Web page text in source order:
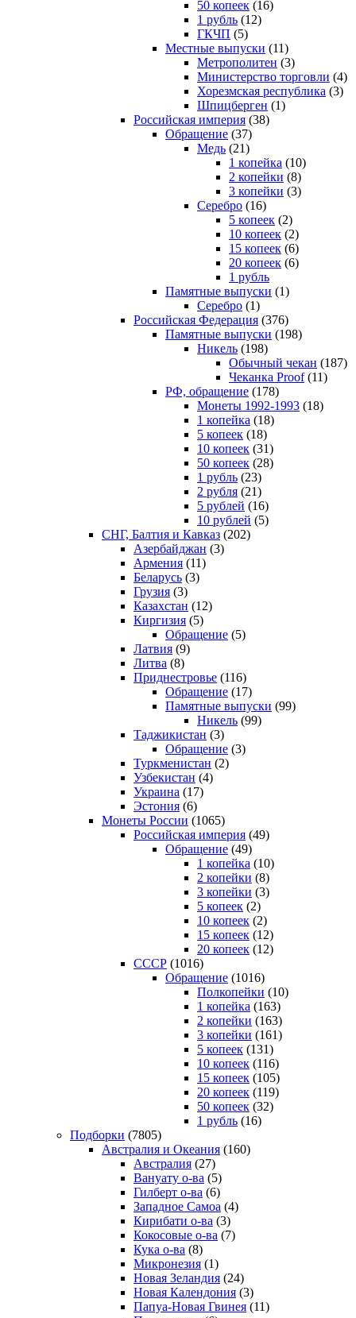
50 копеек (16)
1 рубль (12)
ГКЧП (5)
Местные выпуски (11)
Метрополитен (3)
Министерство торговли (4)
Хорезмская республика (3)
Шпицберген (1)
Российская империя (38)
Обращение (37)
Медь (21)
1 копейка (10)
2 копейки (8)
3 копейки (3)
Серебро (16)
5 копеек (2)
10 копеек (2)
15 копеек (6)
20 копеек (6)
1 рубль
Памятные выпуски (1)
Серебро (1)
Российская Федерация (376)
Памятные выпуски (198)
Никель (198)
Обычный чекан (187)
Чеканка Proof(11)
РФ, обращение (178)
Монеты 1992-1993 (18)
1 копейка (18)
5 копеек (18)
10 копеек (31)
50 копеек (28)
1 рубль (23)
2 рубля (21)
5 рублей (16)
10 рублей (5)
СНГ, Балтия и Кавказ (202)
Азербайджан (3)
Армения (11)
Беларусь (3)
Грузия (3)
Казахстан (12)
Киргизия (5)
Обращение (5)
Латвия (9)
Литва (8)
Приднестровье (116)
Обращение (17)
Памятные выпуски (99)
Никель (99)
Таджикистан (3)
Обращение (3)
Туркменистан (2)
Узбекистан (4)
Украина (17)
Эстония (6)
Монеты России (1065)
Российская империя (49)
Обращение (49)
1 копейка (10)
2 копейки (8)
3 копейки (3)
5 копеек (2)
10 копеек (2)
15 копеек (12)
20 копеек (12)
СССР (1016)
Обращение (1016)
Полкопейки (10)
1 копейка (163)
2 копейки (163)
3 копейки (161)
5 копеек (131)
10 копеек (116)
15 копеек (105)
20 копеек (119)
50 копеек (32)
1 рубль (16)
Подборки (7805)
Австралия и Океания (160)
Австралия (27)
Вануату о-ва (5)
Гилберт о-ва (6)
Западное Самоа (4)
Кирибати о-ва (3)
Кокосовые о-ва (7)
Кука о-ва (8)
Микронезия (1)
Новая Зеландия (24)
Новая Календония (3)
Папуа-Новая Гвинея (11)